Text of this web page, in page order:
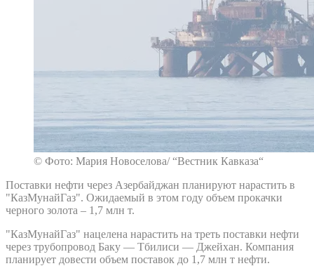
© Фото: Мария Новоселова/ “Вестник Кавказа“
Поставки нефти через Азербайджан планируют нарастить в
"КазМунайГаз". Ожидаемый в этом году объем прокачки
черного золота – 1,7 млн т.
"КазМунайГаз" нацелена нарастить на треть поставки нефти
через трубопровод Баку — Тбилиси — Джейхан. Компания
планирует довести объем поставок до 1,7 млн т нефти.